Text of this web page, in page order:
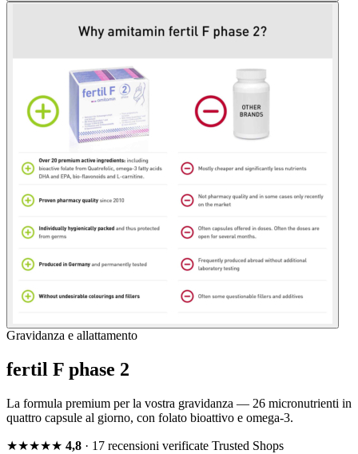
Gravidanza e allattamento
fertil F phase 2
La formula premium per la vostra gravidanza — 26 micronutrienti in
quattro capsule al giorno, con folato bioattivo e omega-3.
★★★★★ 4,8 · 17 recensioni verificate Trusted Shops